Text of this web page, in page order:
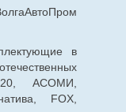
в
АСОМИ,
FOX,